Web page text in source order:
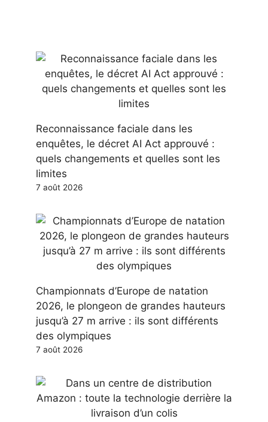
Reconnaissance faciale dans les
enquêtes, le décret AI Act approuvé :
quels changements et quelles sont les
limites
7 août 2026
Championnats d’Europe de natation
2026, le plongeon de grandes hauteurs
jusqu’à 27 m arrive : ils sont différents
des olympiques
7 août 2026